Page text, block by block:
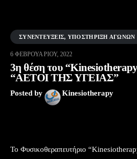
ΣΥΝΕΝΤΕΎΞΕΙΣ, ΥΠΟΣΤΉΡΙΞΗ ΑΓΏΝΩΝ
6 ΦΕΒΡΟΥΑΡΊΟΥ, 2022
3η θέση του
“ΑΕΤΟΙ ΤΗΣ ΥΓΕΙΑΣ”
Posted by Kinesiotherapy
Το Φυσικοθεραπευτήριο